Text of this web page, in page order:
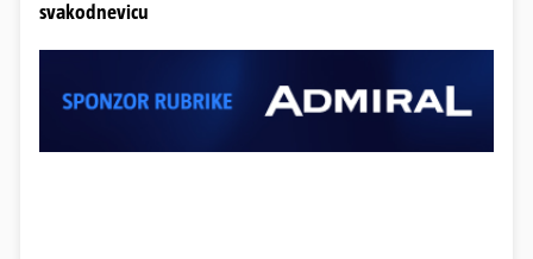
svakodnevicu